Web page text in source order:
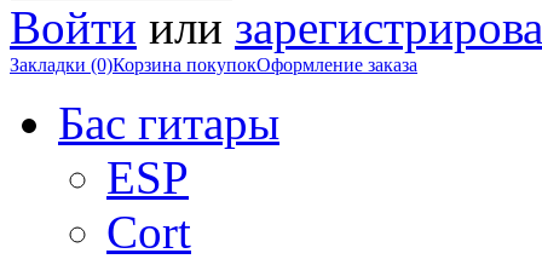
Войти или
Закладки (0)Корзина покупокОформление заказа
Бас гитары
ESP
Cort